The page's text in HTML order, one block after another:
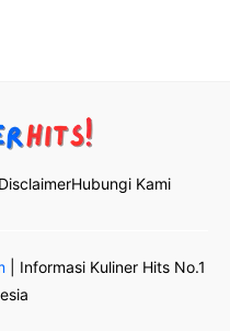
DisclaimerHubungi Kami
| Informasi Kuliner Hits No.1